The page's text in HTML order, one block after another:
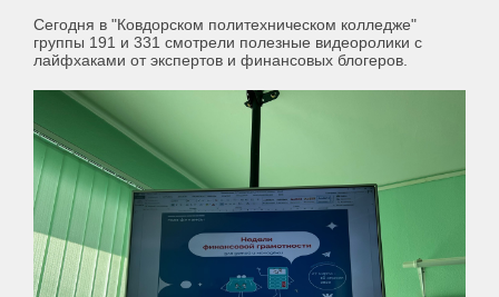
Сегодня в "Ковдорском политехническом колледже"
группы 191 и 331 смотрели полезные видеоролики с
лайфхаками от экспертов и финансовых блогеров.